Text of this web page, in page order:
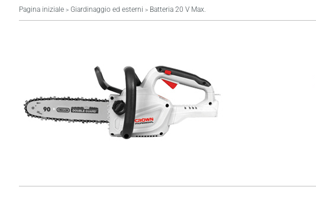
Pagina iniziale > Giardinaggio ed esterni > Batteria 20 V Max.